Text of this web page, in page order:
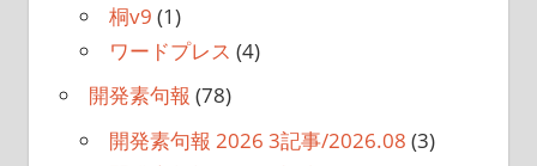
桐v9 (1)
ワードプレス (4)
開発素句報 (78)
開発素句報 2026 3記事/2026.08 (3)